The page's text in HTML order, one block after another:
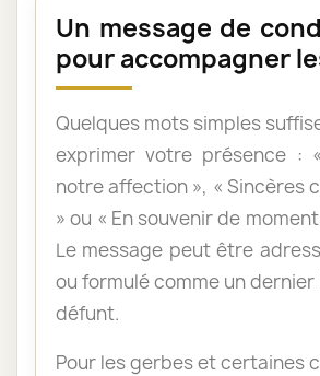
Un message de
pour accompagner
Quelques mots simples
exprimer votre présence :
notre affection », « Sincères
» ou « En souvenir de
Le message peut être
ou formulé comme un dernier
défunt.
Pour les gerbes et certaines